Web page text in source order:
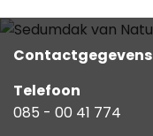
Contactgegevens
Telefoon
085 - 00 41 774